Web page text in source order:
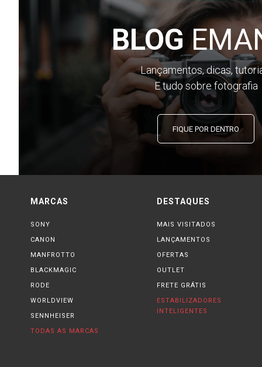
BLOG
Lançamentos, dicas,
E tudo sobre fotografia
FIQUE POR DENTRO
MARCAS
SONY
CANON
MANFROTTO
BLACKMAGIC
RODE
WORLDVIEW
SENNHEISER
TODAS AS MARCAS
DESTAQUES
MAIS VISITADOS
LANÇAMENTOS
OFERTAS
OUTLET
FRETE GRÁTIS
ESTABILIZADORES
INTELIGENTES